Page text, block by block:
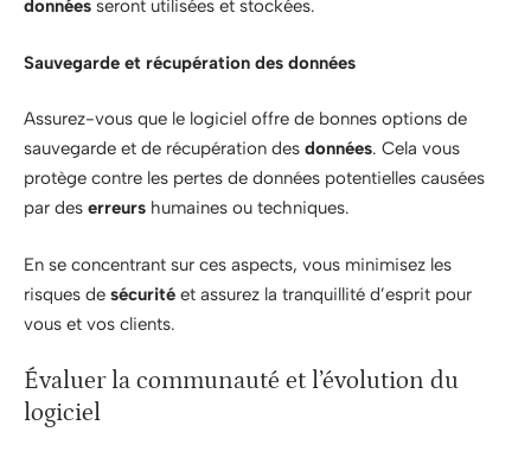
données seront utilisées et stockées.
Sauvegarde et récupération des données
Assurez-vous que le logiciel offre de bonnes options de
sauvegarde et de récupération des données. Cela vous
protège contre les pertes de données potentielles causées
par des erreurs humaines ou techniques.
En se concentrant sur ces aspects, vous minimisez les
risques de sécurité et assurez la tranquillité d’esprit pour
vous et vos clients.
Évaluer la communauté et l’évolution du
logiciel